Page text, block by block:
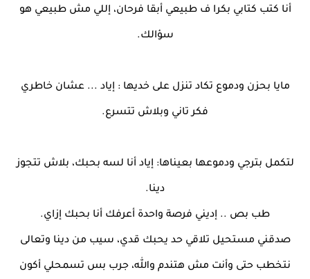
أنا كتب كتابي بكرا ف طبيعي أبقا فرحان، إللي مش طبيعي هو
سؤالك.
مايا بحزن ودموع تكاد تنزل على خديها : إياد ... عشان خاطري
فكر تاني وبلاش تتسرع.
لتكمل بترجي ودموعها بعيناها: إياد أنا لسه بحبك، بلاش تتجوز
دينا.
طب بص .. إديني فرصة واحدة أعرفك أنا بحبك إزاي.
صدقني مستحيل تلاقي حد يحبك قدي، سيب من دينا وتعالى
نتخطب حتى وأنت مش هتندم والله، جرب بس تسمحلي أكون